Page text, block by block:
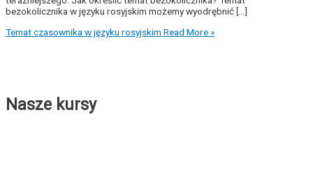
bezokolicznika w języku rosyjskim możemy wyodrębnić […]
Temat czasownika w języku rosyjskim Read More »
Nasze kursy